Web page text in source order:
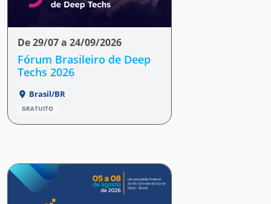
De 29/07 a 24/09/2026
Fórum Brasileiro de Deep
Techs 2026
Brasil/BR
GRATUITO